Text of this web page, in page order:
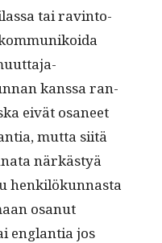
tai rav­in­to­
kanssa ran­
eivät osa­neet
mut­ta siitä
närkästyä
henkilökun­nas­ta
osanut
englan­tia jos